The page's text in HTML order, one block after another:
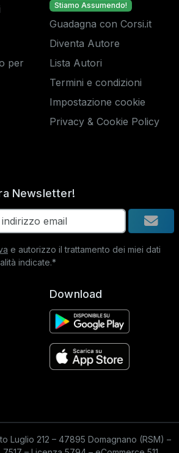
per
Stiamo Assumendo!
Guadagna con Corsi.it
Diventa Autore
Lista Autori
Termini e condizioni
Impostazione cookie
Privacy & Cookie Policy
Newsletter!
e autorizzo il trattamento dei miei dati
indicate.*
Download
Luglio 212 – 47895 Domagnano (RSM) –